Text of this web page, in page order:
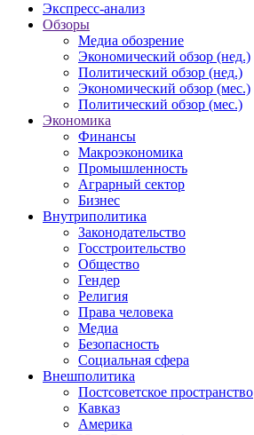
Экспресс-анализ
Обзоры
Медиа обозрение
Экономический обзор (нед.)
Политический обзор (нед.)
Экономический обзор (мес.)
Политический обзор (мес.)
Экономика
Финансы
Макроэкономика
Промышленность
Аграрный сектор
Бизнес
Внутриполитика
Законодательство
Госстроительство
Общество
Гендер
Религия
Права человека
Медиа
Безопасность
Социальная сфера
Внешполитика
Постсоветское пространство
Кавказ
Америка